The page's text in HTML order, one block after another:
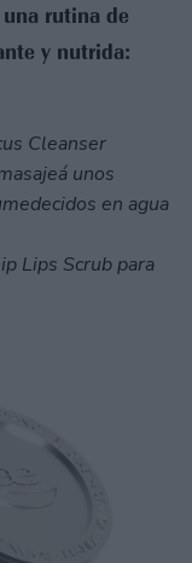
rutina de
y nutrida:
Cleanser
unos
en agua
Lips Scrub para